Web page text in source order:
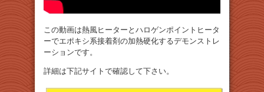
この動画は熱風ヒーターとハロゲンポイントヒータ
ーでエポキシ系接着剤の加熱硬化するデモンストレ
ーションです。
詳細は下記サイトで確認して下さい。